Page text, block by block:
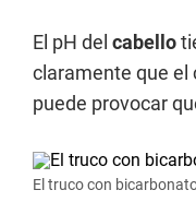
El pH del cabello
claramente que el
puede provocar
El truco con